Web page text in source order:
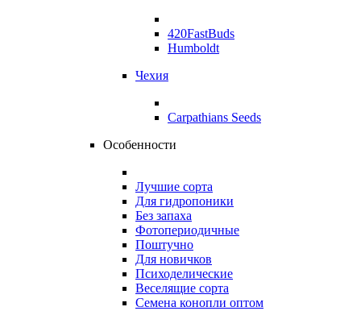
420FastBuds
Humboldt
Чехия
Carpathians Seeds
Особенности
Лучшие сорта
Для гидропоники
Без запаха
Фотопериодичные
Поштучно
Для новичков
Психоделические
Веселящие сорта
Семена конопли оптом